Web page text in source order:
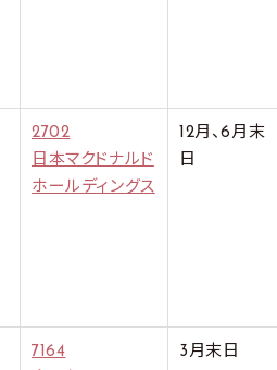
2702
日本マクドナルド
ホールディングス
12月、6月末
日
7164
3月末日